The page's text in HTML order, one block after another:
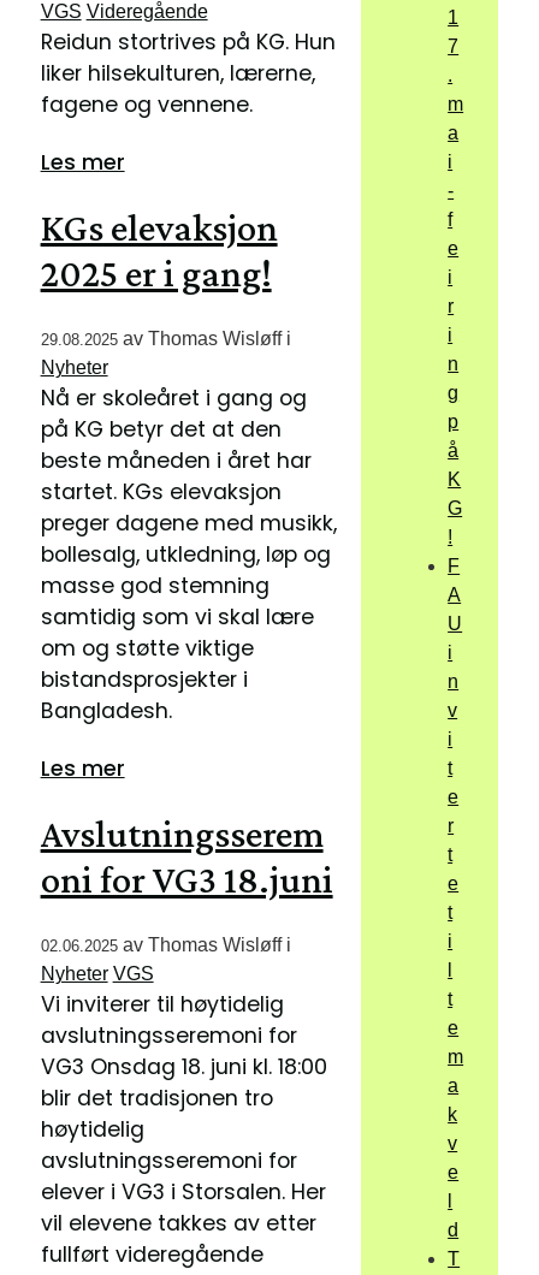
VGS Videregående
Reidun stortrives på KG. Hun
liker hilsekulturen, lærerne,
fagene og vennene.
Les mer
KGs elevaksjon
2025 er i gang!
29.08.2025 av Thomas Wisløff i
Nyheter
Nå er skoleåret i gang og
på KG betyr det at den
beste måneden i året har
startet. KGs elevaksjon
preger dagene med musikk,
bollesalg, utkledning, løp og
masse god stemning
samtidig som vi skal lære
om og støtte viktige
bistandsprosjekter i
Bangladesh.
Les mer
Avslutningsserem
oni for VG3 18.juni
02.06.2025 av Thomas Wisløff i
Nyheter VGS
Vi inviterer til høytidelig
avslutningsseremoni for
VG3 Onsdag 18. juni kl. 18:00
blir det tradisjonen tro
høytidelig
avslutningsseremoni for
elever i VG3 i Storsalen. Her
vil elevene takkes av etter
fullført videregående
1
7
.
m
a
i
-
f
e
i
r
i
n
g
p
å
K
G
!
F
A
U
i
n
v
i
t
e
r
t
e
t
i
t
e
m
a
k
v
e
d
T